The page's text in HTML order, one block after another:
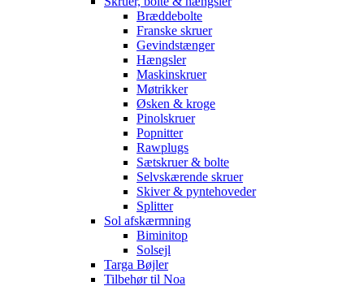
Bræddebolte
Franske skruer
Gevindstænger
Hængsler
Maskinskruer
Møtrikker
Øsken & kroge
Pinolskruer
Popnitter
Rawplugs
Sætskruer & bolte
Selvskærende skruer
Skiver & pyntehoveder
Splitter
Sol afskærmning
Biminitop
Solsejl
Targa Bøjler
Tilbehør til Noa